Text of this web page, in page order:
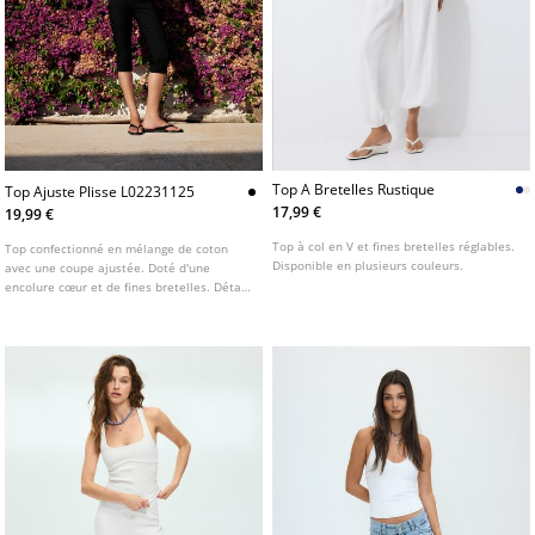
Top Ajuste Plisse L02231125
19,99 €
Top confectionné en mélange de coton
avec une coupe ajustée. Doté d'une
encolure cœur et de fines bretelles. Détail
Top A Bretelles Rustique
17,99 €
Top à col en V et fines bretelles réglables.
Disponible en plusieurs couleurs.